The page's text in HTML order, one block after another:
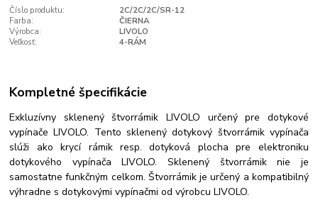
Číslo produktu:
2C/2C/2C/SR-12
Farba:
ČIERNA
Výrobca:
LIVOLO
Veľkosť:
4-RÁM
Kompletné špecifikácie
Exkluzívny sklenený štvorrámik LIVOLO určený pre dotykové
vypínače LIVOLO. Tento sklenený dotykový štvorrámik vypínača
slúži ako krycí rámik resp. dotyková plocha pre elektroniku
dotykového vypínača LIVOLO. Sklenený štvorrámik nie je
samostatne funkčným celkom. Štvorrámik je určený a kompatibilný
výhradne s dotykovými vypínačmi od výrobcu LIVOLO.